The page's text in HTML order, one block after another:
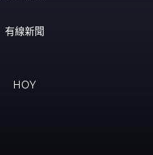
有線新聞
HOY